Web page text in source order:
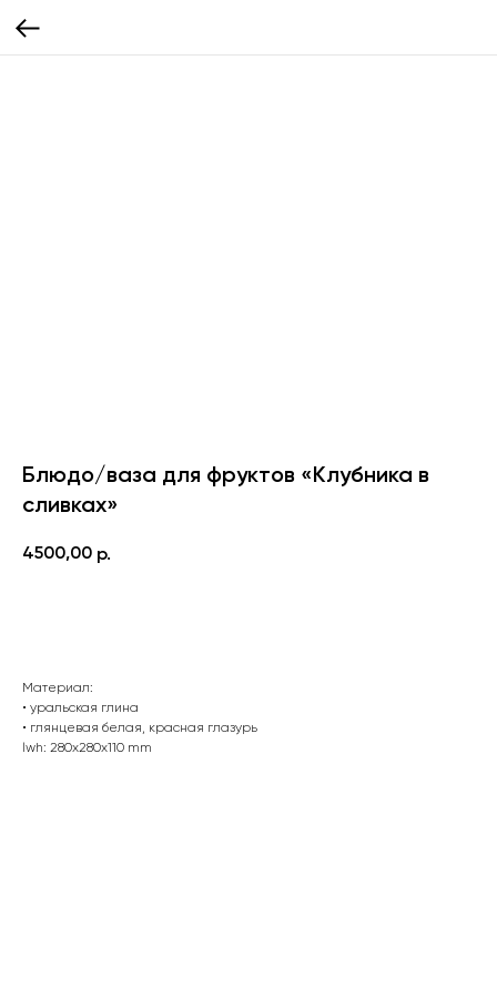
Блюдо/ваза для фруктов «Клубника в
сливках»
4500,00 р.
Материал:
• уральская глина
• глянцевая белая, красная глазурь
lwh: 280x280x110 mm